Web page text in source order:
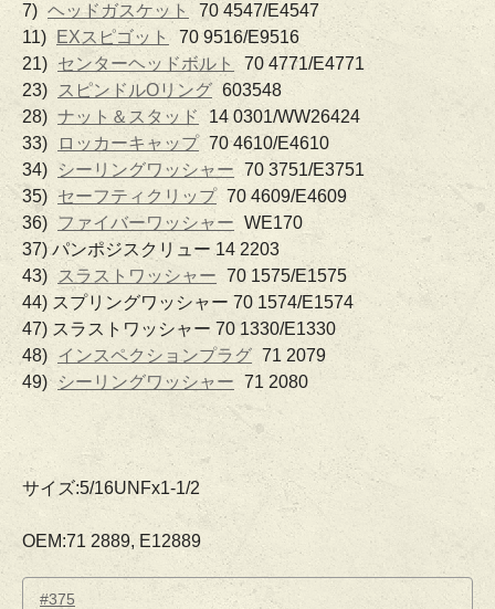
7) ヘッドガスケット
70 4547/E4547
11)
EXスピゴット
70 9516/E9516
21) センターヘッドボルト
70 4771/E4771
23)
スピンドルOリング 603548
28) ナット＆スタッド 14 0301/WW26424
33)
ロッカーキャップ 70 4610/E4610
34)
シーリングワッシャー 70 3751/E3751
35) セーフティクリップ 70 4609/E4609
36) ファイバーワッシャー WE170
37) パンポジスクリュー 14 2203
43)
スラストワッシャー 70 1575/E1575
44) スプリングワッシャー 70 1574/E1574
47) スラストワッシャー 70 1330/E1330
48) インスペクションプラグ 71 2079
49) シーリングワッシャー 71 2080
サイズ:5/16UNFx1-1/2
OEM:71 2889, E12889
#375